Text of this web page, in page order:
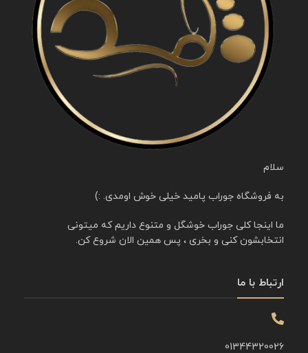
سلام
به فروشگاه جوراب پامید خیلی خوش اومدی. :)
ما اینجا کلی جوراب خوشگل و متنوع داریم که میتونی
انتخابشون کنی و بخری ، پس همین الان شروع کن.
ارتباط با ما
01344320026